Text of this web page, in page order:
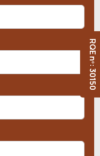
RQE nº: 30150